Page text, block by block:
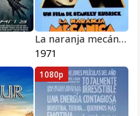
La naranja mecánica
1971
1080p